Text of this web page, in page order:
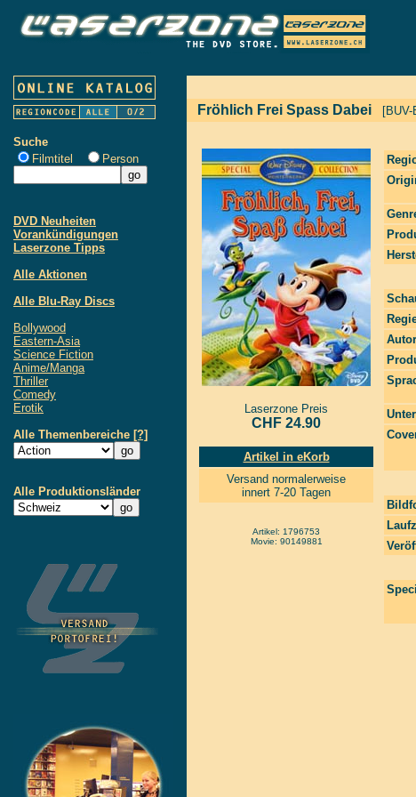
Suche
Filmtitel
Person
DVD Neuheiten
Vorankündigungen
Laserzone Tipps
Alle Aktionen
Alle Blu-Ray Discs
Bollywood
Eastern-Asia
Science Fiction
Anime/Manga
Thriller
Comedy
Erotik
Alle Themenbereiche [?]
Alle Produktionsländer
Fröhlich Frei Spass Dabei
Laserzone Preis
CHF 24.90
Artikel in eKorb
Versand normalerweise
innert 7-20 Tagen
Artikel: 1796753
Movie: 90149881